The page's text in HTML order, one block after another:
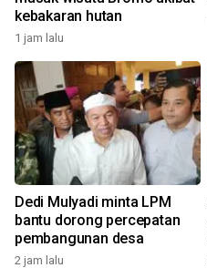
kebakaran hutan
1 jam lalu
Dedi Mulyadi minta LPM
bantu dorong percepatan
pembangunan desa
2 jam lalu